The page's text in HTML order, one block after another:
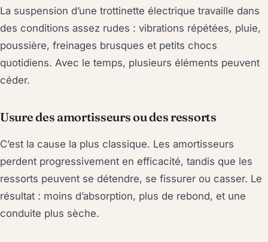
La suspension d’une trottinette électrique travaille dans
des conditions assez rudes : vibrations répétées, pluie,
poussière, freinages brusques et petits chocs
quotidiens. Avec le temps, plusieurs éléments peuvent
céder.
Usure des amortisseurs ou des ressorts
C’est la cause la plus classique. Les amortisseurs
perdent progressivement en efficacité, tandis que les
ressorts peuvent se détendre, se fissurer ou casser. Le
résultat : moins d’absorption, plus de rebond, et une
conduite plus sèche.